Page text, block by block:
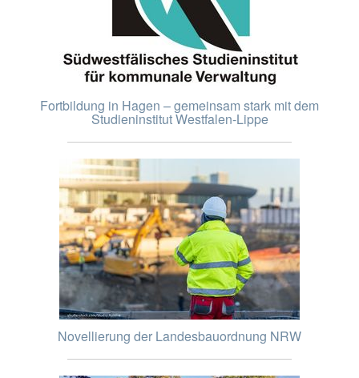
Fortbildung in Hagen – gemeinsam stark mit dem
Studieninstitut Westfalen-Lippe
Novellierung der Landesbauordnung NRW